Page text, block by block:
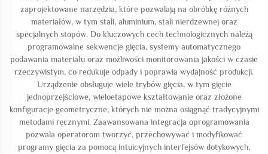
zaprojektowane narzędzia, które pozwalają na obróbkę różnych
materiałów, w tym stali, aluminium, stali nierdzewnej oraz
specjalnych stopów. Do kluczowych cech technologicznych należą
programowalne sekwencje gięcia, systemy automatycznego
podawania materiału oraz możliwości monitorowania jakości w czasie
rzeczywistym, co redukuje odpady i poprawia wydajność produkcji.
Urządzenie obsługuje wiele trybów gięcia, w tym gięcie
jednoprzejściowe, wieloetapowe kształtowanie oraz złożone
konfiguracje geometryczne, których nie można osiągnąć tradycyjnymi
metodami ręcznymi. Zaawansowana integracja oprogramowania
pozwala operatorom tworzyć, przechowywać i modyfikować
programy gięcia za pomocą intuicyjnych interfejsów dotykowych,